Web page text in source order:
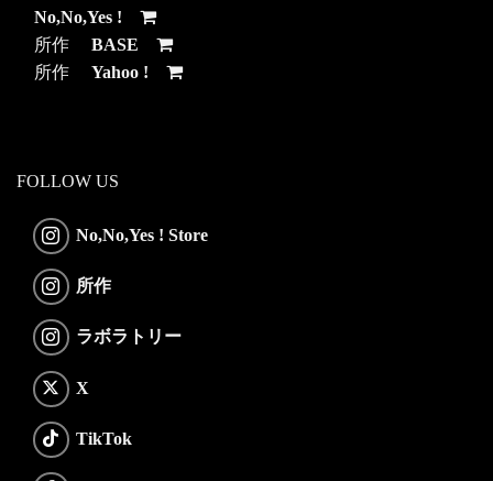
No,No,Yes !
所作 BASE
所作 Yahoo !
FOLLOW US
No,No,Yes ! Store
所作
ラボラトリー
X
TikTok